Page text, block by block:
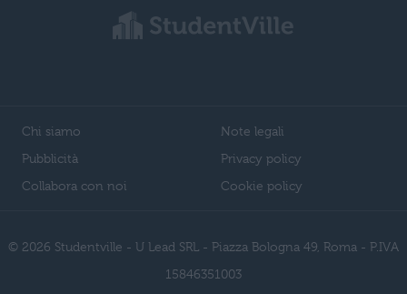
Chi siamo
Pubblicità
Collabora con noi
Note legali
Privacy policy
Cookie policy
© 2026 Studentville - U Lead SRL - Piazza Bologna 49, Roma - P.IVA
15846351003